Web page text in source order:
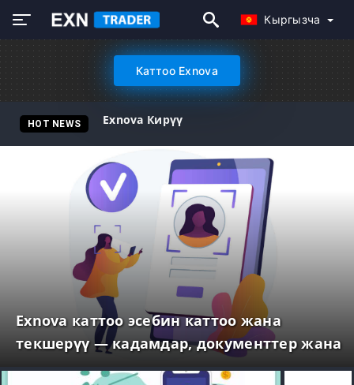
Кыргызча
Каттоо Exnova
HOT NEWS Exnova Кирүү
Exnova каттоо эсебин каттоо жана
текшерүү — кадамдар, документтер жана
убакыт